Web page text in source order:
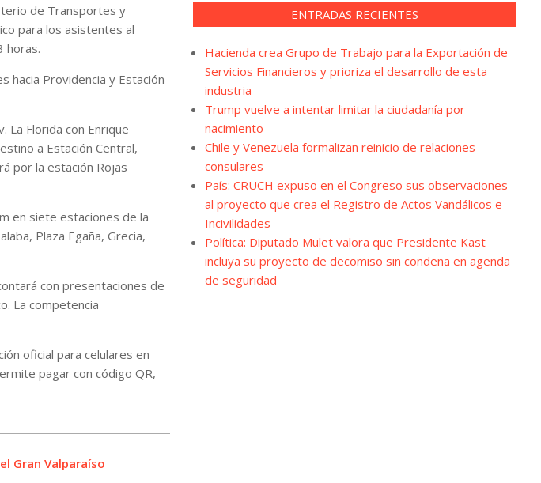
de Transportes y
para los asistentes al
horas.
hacia Providencia y Estación
La Florida con Enrique
a Estación Central,
por la estación Rojas
en siete estaciones de la
Plaza Egaña, Grecia,
con presentaciones de
La competencia
oficial para celulares en
pagar con código QR,
Gran Valparaíso
ENTRADAS RECIENTES
Hacienda crea Grupo de Trabajo para la Exportación de
Servicios Financieros y prioriza el desarrollo de esta
industria
Trump vuelve a intentar limitar la ciudadanía por
nacimiento
Chile y Venezuela formalizan reinicio de relaciones
consulares
País: CRUCH expuso en el Congreso sus observaciones
al proyecto que crea el Registro de Actos Vandálicos e
Incivilidades
Política: Diputado Mulet valora que Presidente Kast
incluya su proyecto de decomiso sin condena en agenda
de seguridad